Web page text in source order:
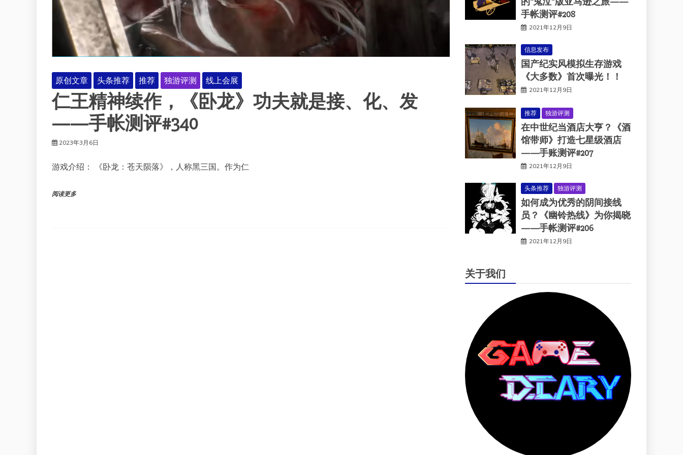
原创文章 头条推荐 推荐 独游评测 线上会展
仁王精神续作，《卧龙》功夫就是接、化、发
——手帐测评#340
2023年3月6日
游戏介绍： 《卧龙：苍天陨落》，人称黑三国。作为仁
阅读更多
手帐测评#208
2021年12月9日
信息发布
国产纪实风模拟生存游戏
《大多数》首次曝光！！
2021年12月9日
推荐 独游评测
在中世纪当酒店大亨？《酒
馆带师》打造七星级酒店
——手账测评#207
2021年12月9日
头条推荐 独游评测
如何成为优秀的阴间接线
员？《幽铃热线》为你揭晓
——手帐测评#206
2021年12月9日
关于我们